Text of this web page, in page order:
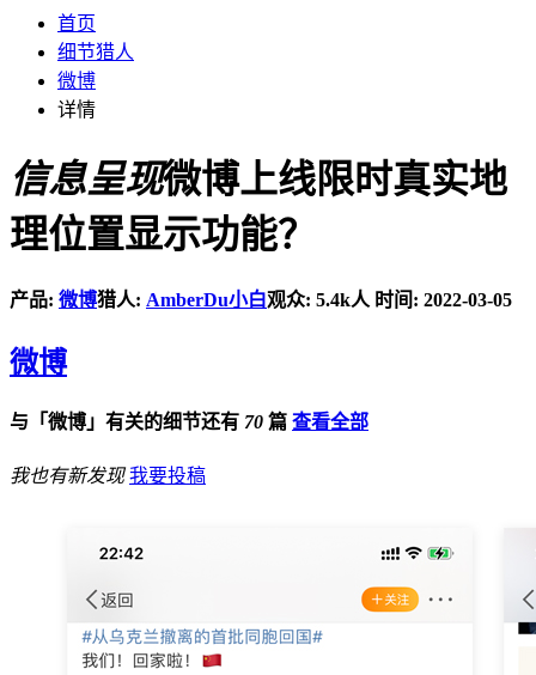
首页
细节猎人
微博
详情
信息呈现微博上线限时真实地
理位置显示功能？
产品: 微博猎人: AmberDu小白观众: 5.4k人 时间: 2022-03-05
微博
与「微博」有关的细节还有 70 篇 查看全部
我也有新发现 我要投稿